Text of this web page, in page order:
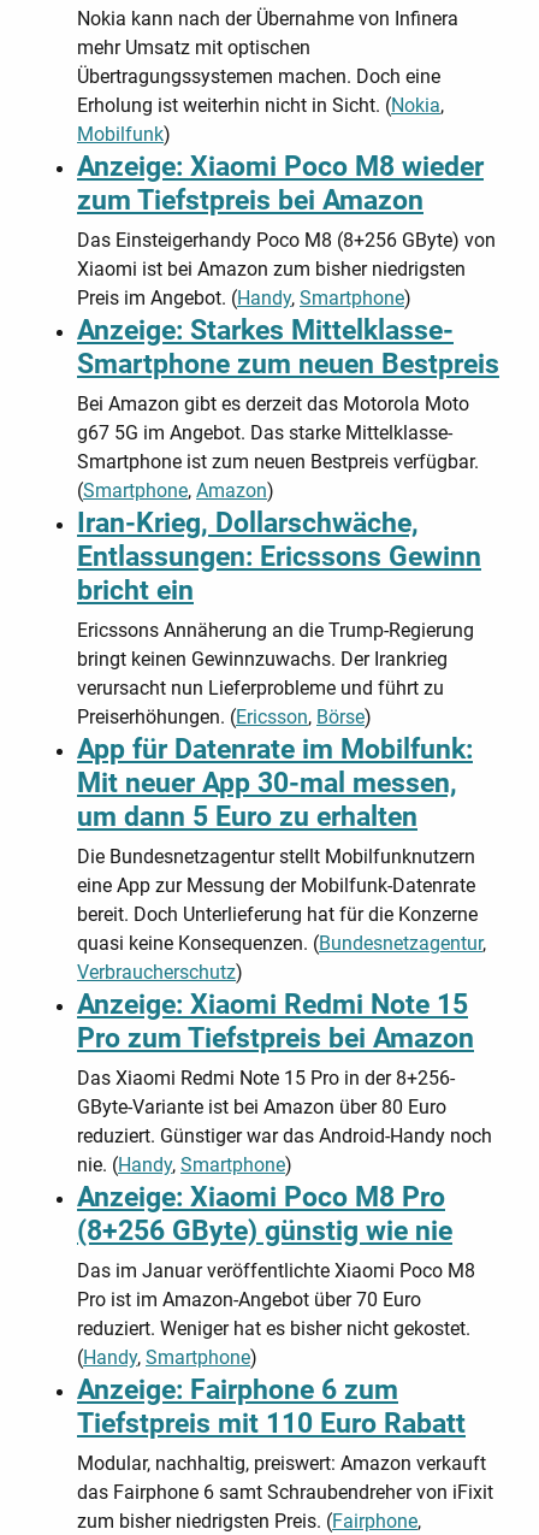
Nokia kann nach der Übernahme von Infinera
mehr Umsatz mit optischen
Übertragungssystemen machen. Doch eine
Erholung ist weiterhin nicht in Sicht. (Nokia,
Mobilfunk)
Anzeige: Xiaomi Poco M8 wieder
zum Tiefstpreis bei Amazon
Das Einsteigerhandy Poco M8 (8+256 GByte) von
Xiaomi ist bei Amazon zum bisher niedrigsten
Preis im Angebot. (Handy, Smartphone)
Anzeige: Starkes Mittelklasse-
Smartphone zum neuen Bestpreis
Bei Amazon gibt es derzeit das Motorola Moto
g67 5G im Angebot. Das starke Mittelklasse-
Smartphone ist zum neuen Bestpreis verfügbar.
(Smartphone, Amazon)
Iran-Krieg, Dollarschwäche,
Entlassungen: Ericssons Gewinn
bricht ein
Ericssons Annäherung an die Trump-Regierung
bringt keinen Gewinnzuwachs. Der Irankrieg
verursacht nun Lieferprobleme und führt zu
Preiserhöhungen. (Ericsson, Börse)
App für Datenrate im Mobilfunk:
Mit neuer App 30-mal messen,
um dann 5 Euro zu erhalten
Die Bundesnetzagentur stellt Mobilfunknutzern
eine App zur Messung der Mobilfunk-Datenrate
bereit. Doch Unterlieferung hat für die Konzerne
quasi keine Konsequenzen. (Bundesnetzagentur,
Verbraucherschutz)
Anzeige: Xiaomi Redmi Note 15
Pro zum Tiefstpreis bei Amazon
Das Xiaomi Redmi Note 15 Pro in der 8+256-
GByte-Variante ist bei Amazon über 80 Euro
reduziert. Günstiger war das Android-Handy noch
nie. (Handy, Smartphone)
Anzeige: Xiaomi Poco M8 Pro
(8+256 GByte) günstig wie nie
Das im Januar veröffentlichte Xiaomi Poco M8
Pro ist im Amazon-Angebot über 70 Euro
reduziert. Weniger hat es bisher nicht gekostet.
(Handy, Smartphone)
Anzeige: Fairphone 6 zum
Tiefstpreis mit 110 Euro Rabatt
Modular, nachhaltig, preiswert: Amazon verkauft
das Fairphone 6 samt Schraubendreher von iFixit
zum bisher niedrigsten Preis. (Fairphone,